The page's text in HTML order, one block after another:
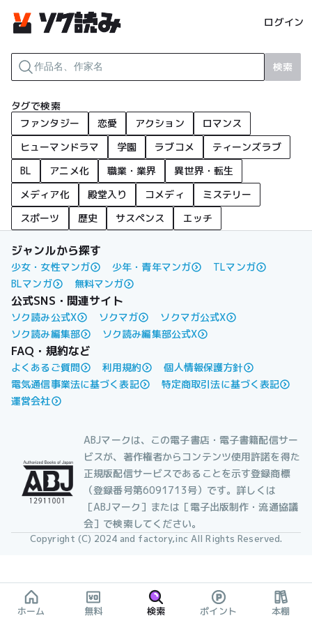
ログイン
検索
タグで検索
ファンタジー
恋愛 アクション
ロマンス
ヒューマンドラマ
学園 ラブコメ
ティーンズラブ
BL
アニメ化 職業・業界
異世界・転生
メディア化
殿堂入り コメディ
ミステリー
スポーツ
歴史 サスペンス エッチ
ジャンルから探す
少女・女性マンガ 少年・青年マンガ
TLマンガ
BLマンガ
無料マンガ
公式SNS・関連サイト
ソク読み公式X ソクマガ
ソクマガ公式X
ソク読み編集部
ソク読み編集部公式X
FAQ・規約など
よくあるご質問 利用規約
個人情報保護方針
電気通信事業法に基づく表記
特定商取引法に基づく表記
運営会社
ABJマークは、この電子書店・電子書籍配信サー
ビスが、著作権者からコンテンツ使用許諾を得た
正規版配信サービスであることを示す登録商標
（登録番号第6091713号）です。詳しくは
［ABJマーク］または［電子出版制作・流通協議
会］で検索してください。
Copyright (C) 2024 and factory,inc All Rights Reserved.
ホーム 無料 検索 ポイント 本棚